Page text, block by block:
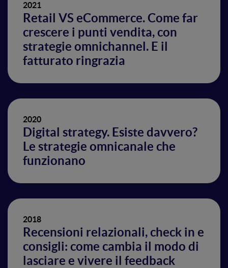
2021
Retail VS eCommerce. Come far
crescere i punti vendita, con
strategie omnichannel. E il
fatturato ringrazia
2020
Digital strategy. Esiste davvero?
Le strategie omnicanale che
funzionano
2018
Recensioni relazionali, check in e
consigli: come cambia il modo di
lasciare e vivere il feedback